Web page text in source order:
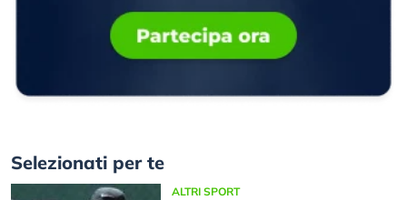
Selezionati per te
ALTRI SPORT